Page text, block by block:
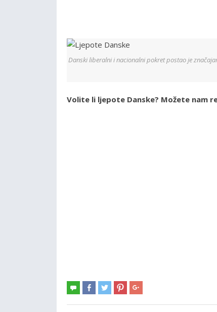
Danski liberalni i nacionalni pokret postao je
Volite li ljepote Danske? Možete nam